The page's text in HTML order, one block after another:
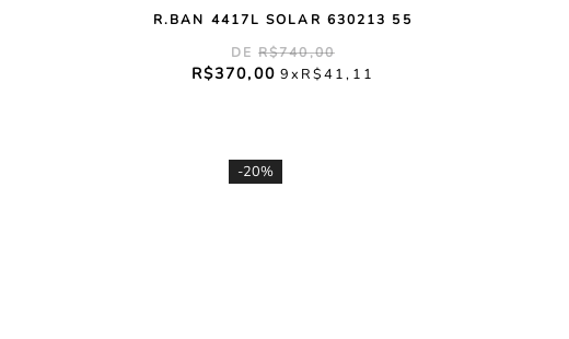
R.BAN 4417L SOLAR 630213 55
R$740,00
R$370,00 9 R$41, 11
-20%